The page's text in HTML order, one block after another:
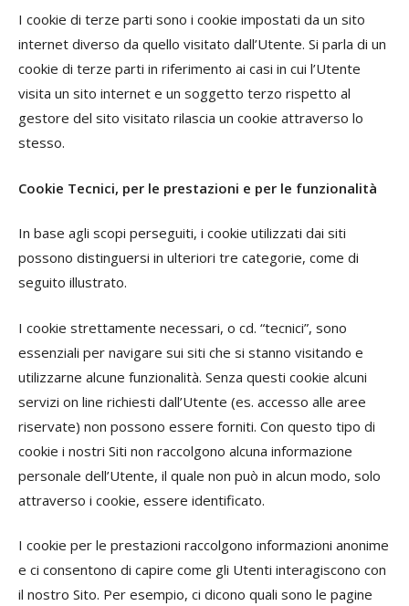
I cookie di terze parti sono i cookie impostati da un sito
internet diverso da quello visitato dall’Utente. Si parla di un
cookie di terze parti in riferimento ai casi in cui l’Utente
visita un sito internet e un soggetto terzo rispetto al
gestore del sito visitato rilascia un cookie attraverso lo
stesso.
Cookie Tecnici, per le prestazioni e per le funzionalità
In base agli scopi perseguiti, i cookie utilizzati dai siti
possono distinguersi in ulteriori tre categorie, come di
seguito illustrato.
I cookie strettamente necessari, o cd. “tecnici”, sono
essenziali per navigare sui siti che si stanno visitando e
utilizzarne alcune funzionalità. Senza questi cookie alcuni
servizi on line richiesti dall’Utente (es. accesso alle aree
riservate) non possono essere forniti. Con questo tipo di
cookie i nostri Siti non raccolgono alcuna informazione
personale dell’Utente, il quale non può in alcun modo, solo
attraverso i cookie, essere identificato.
I cookie per le prestazioni raccolgono informazioni anonime
e ci consentono di capire come gli Utenti interagiscono con
il nostro Sito. Per esempio, ci dicono quali sono le pagine